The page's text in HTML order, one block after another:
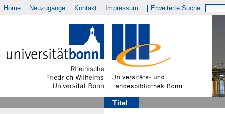
Home Neuzugänge Kontakt Impressum Erweiterte Suche
Titel